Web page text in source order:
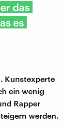
das
es
Kunstexperte
ein wenig
Rapper
werden.